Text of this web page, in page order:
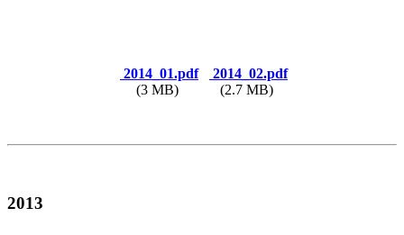
2014_01.pdf
(3 MB)
2014_02.pdf
(2.7 MB)
2013